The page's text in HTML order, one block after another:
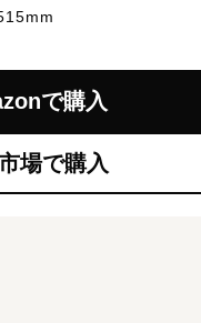
で購入
場で購入